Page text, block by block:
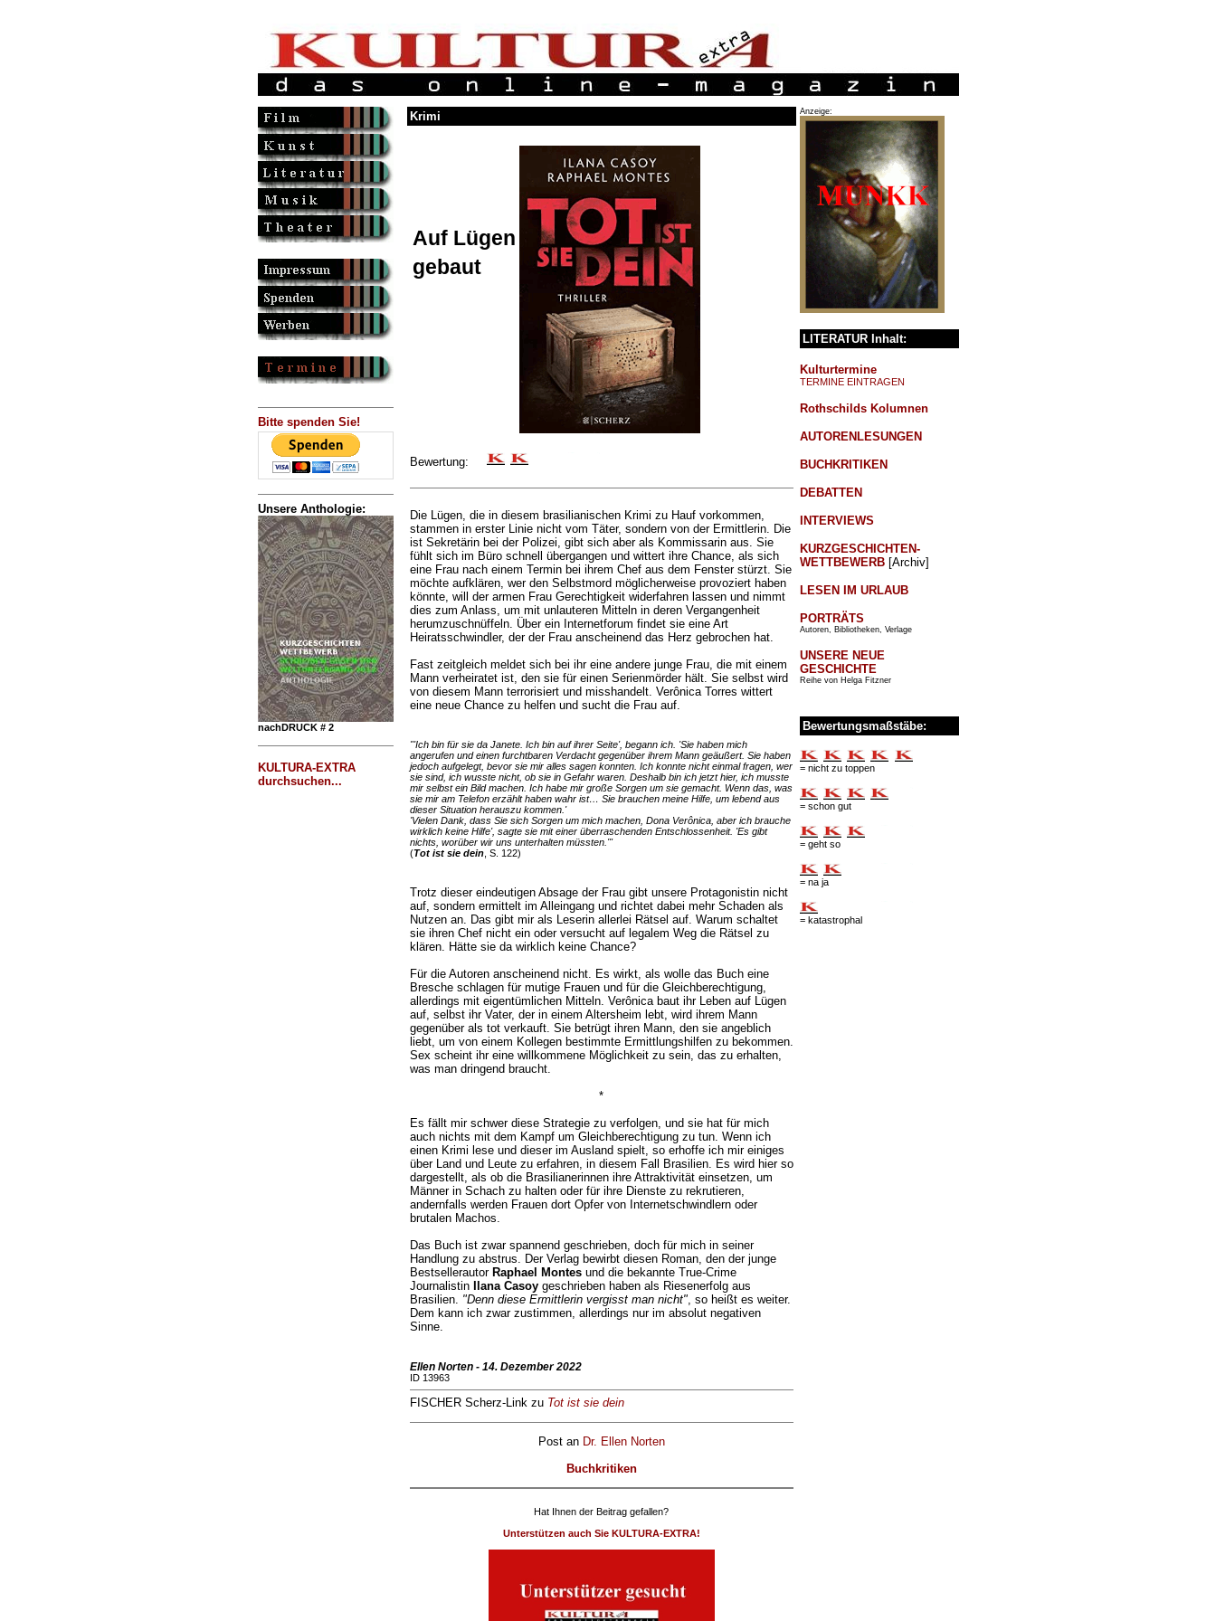
Bitte spenden Sie!
Unsere Anthologie:
nachDRUCK # 2
KULTURA-EXTRA
durchsuchen...
Krimi
Auf Lügen
gebaut
Bewertung:
Die Lügen, die in diesem brasilianischen Krimi zu Hauf vorkommen,
stammen in erster Linie nicht vom Täter, sondern von der Ermittlerin. Die
ist Sekretärin bei der Polizei, gibt sich aber als Kommissarin aus. Sie
fühlt sich im Büro schnell übergangen und wittert ihre Chance, als sich
eine Frau nach einem Termin bei ihrem Chef aus dem Fenster stürzt. Sie
möchte aufklären, wer den Selbstmord möglicherweise provoziert haben
könnte, will der armen Frau Gerechtigkeit widerfahren lassen und nimmt
dies zum Anlass, um mit unlauteren Mitteln in deren Vergangenheit
herumzuschnüffeln. Über ein Internetforum findet sie eine Art
Heiratsschwindler, der der Frau anscheinend das Herz gebrochen hat.
Fast zeitgleich meldet sich bei ihr eine andere junge Frau, die mit einem
Mann verheiratet ist, den sie für einen Serienmörder hält. Sie selbst wird
von diesem Mann terrorisiert und misshandelt. Verônica Torres wittert
eine neue Chance zu helfen und sucht die Frau auf.
"'Ich bin für sie da Janete. Ich bin auf ihrer Seite', begann ich. 'Sie haben mich
angerufen und einen furchtbaren Verdacht gegenüber ihrem Mann geäußert. Sie haben
jedoch aufgelegt, bevor sie mir alles sagen konnten. Ich konnte nicht einmal fragen, wer
sie sind, ich wusste nicht, ob sie in Gefahr waren. Deshalb bin ich jetzt hier, ich musste
mir selbst ein Bild machen. Ich habe mir große Sorgen um sie gemacht. Wenn das, was
sie mir am Telefon erzählt haben wahr ist… Sie brauchen meine Hilfe, um lebend aus
dieser Situation herauszu kommen.'
'Vielen Dank, dass Sie sich Sorgen um mich machen, Dona Verônica, aber ich brauche
wirklich keine Hilfe', sagte sie mit einer überraschenden Entschlossenheit. 'Es gibt
nichts, worüber wir uns unterhalten müssten.'"
(Tot ist sie dein, S. 122)
Trotz dieser eindeutigen Absage der Frau gibt unsere Protagonistin nicht
auf, sondern ermittelt im Alleingang und richtet dabei mehr Schaden als
Nutzen an. Das gibt mir als Leserin allerlei Rätsel auf. Warum schaltet
sie ihren Chef nicht ein oder versucht auf legalem Weg die Rätsel zu
klären. Hätte sie da wirklich keine Chance?
Für die Autoren anscheinend nicht. Es wirkt, als wolle das Buch eine
Bresche schlagen für mutige Frauen und für die Gleichberechtigung,
allerdings mit eigentümlichen Mitteln. Verônica baut ihr Leben auf Lügen
auf, selbst ihr Vater, der in einem Altersheim lebt, wird ihrem Mann
gegenüber als tot verkauft. Sie betrügt ihren Mann, den sie angeblich
liebt, um von einem Kollegen bestimmte Ermittlungshilfen zu bekommen.
Sex scheint ihr eine willkommene Möglichkeit zu sein, das zu erhalten,
was man dringend braucht.
*
Es fällt mir schwer diese Strategie zu verfolgen, und sie hat für mich
auch nichts mit dem Kampf um Gleichberechtigung zu tun. Wenn ich
einen Krimi lese und dieser im Ausland spielt, so erhoffe ich mir einiges
über Land und Leute zu erfahren, in diesem Fall Brasilien. Es wird hier so
dargestellt, als ob die Brasilianerinnen ihre Attraktivität einsetzen, um
Männer in Schach zu halten oder für ihre Dienste zu rekrutieren,
andernfalls werden Frauen dort Opfer von Internetschwindlern oder
brutalen Machos.
Das Buch ist zwar spannend geschrieben, doch für mich in seiner
Handlung zu abstrus. Der Verlag bewirbt diesen Roman, den der junge
Bestsellerautor Raphael Montesund die bekannte True-Crime
Journalistin
Ilana Casoygeschrieben haben als Riesenerfolg aus
Brasilien. "Denn diese Ermittlerin vergisst man nicht", so heißt es weiter.
Dem kann ich zwar zustimmen, allerdings nur im absolut negativen
Sinne.
Ellen Norten - 14. Dezember 2022
ID 13963
FISCHER Scherz-Link zu Tot ist sie dein
Post an Dr. Ellen Norten
Buchkritiken
Hat Ihnen der Beitrag gefallen?
Unterstützen auch Sie KULTURA-EXTRA!
Anzeige:
LITERATUR Inhalt:
Kulturtermine
TERMINE EINTRAGEN
Rothschilds Kolumnen
AUTORENLESUNGEN
BUCHKRITIKEN
DEBATTEN
INTERVIEWS
KURZGESCHICHTEN-
WETTBEWERB[Archiv]
LESEN IM URLAUB
PORTRÄTS
Autoren, Bibliotheken, Verlage
UNSERE NEUE
GESCHICHTE
Reihe von Helga Fitzner
Bewertungsmaßstäbe:
= nicht zu toppen
= schon gut
= geht so
= na ja
= katastrophal